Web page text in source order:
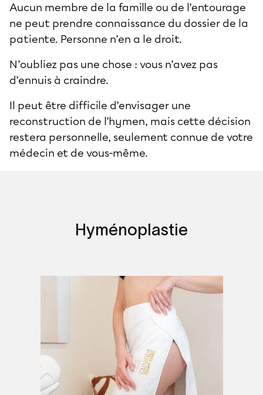
Aucun membre de la famille ou de l’entourage
ne peut prendre connaissance du dossier de la
patiente. Personne n’en a le droit.
N’oubliez pas une chose : vous n’avez pas
d’ennuis à craindre.
Il peut être difficile d’envisager une
reconstruction de l’hymen, mais cette décision
restera personnelle, seulement connue de votre
médecin et de vous-même.
Hyménoplastie